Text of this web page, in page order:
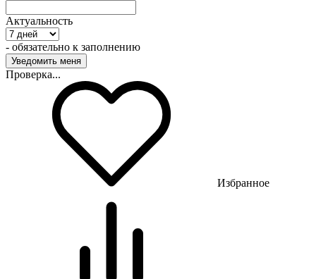
Актуальность
- обязательно к заполнению
Проверка...
Избранное